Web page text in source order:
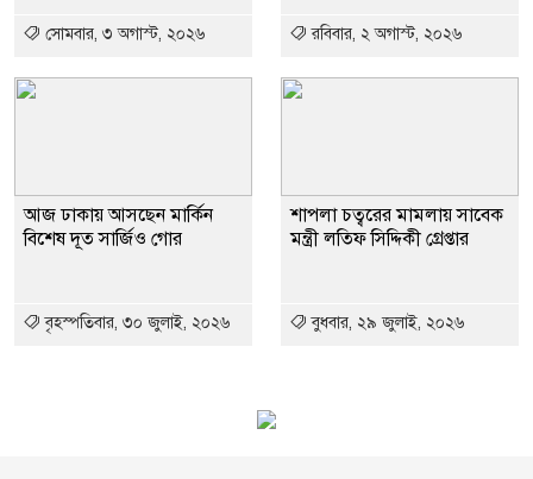
সোমবার, ৩ অগাস্ট, ২০২৬ রবিবার, ২ অগাস্ট, ২০২৬
আজ ঢাকায় আসছেন মার্কিন
বিশেষ দূত সার্জিও গোর
বৃহস্পতিবার, ৩০ জুলাই, ২০২৬
শাপলা চত্বরের মামলায় সাবেক
মন্ত্রী লতিফ সিদ্দিকী গ্রেপ্তার
বুধবার, ২৯ জুলাই, ২০২৬